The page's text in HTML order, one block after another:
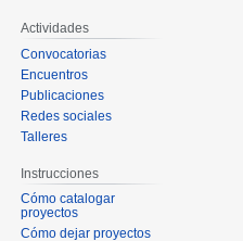
Actividades
Convocatorias
Encuentros
Publicaciones
Redes sociales
Talleres
Instrucciones
Cómo catalogar
proyectos
Cómo dejar proyectos